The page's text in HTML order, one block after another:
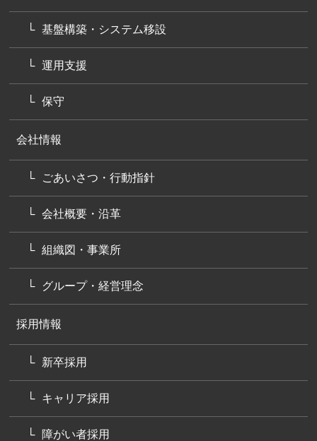
基盤構築・システム移設
運用支援
保守
会社情報
ごあいさつ・行動指針
会社概要・沿革
組織図・事業所
グループ・経営理念
採用情報
新卒採用
キャリア採用
障がい者採用